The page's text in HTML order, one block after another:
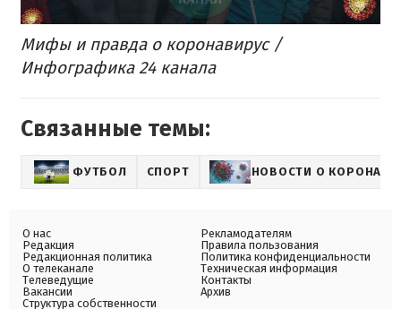
Мифы и правда о коронавирус /
Инфографика 24 канала
Связанные темы:
ФУТБОЛ СПОРТ НОВОСТИ О
О нас
Редакция
Редакционная политика
О телеканале
Телеведущие
Вакансии
Структура собственности
Рекламодателям
Правила пользования
Политика конфиденциальности
Техническая информация
Контакты
Архив